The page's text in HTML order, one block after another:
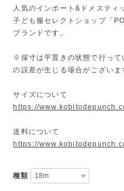
人気のインポート&ドメスティ
子ども服セレクトショップ「
ブランドです。
※採寸は平置きの状態で行って
の誤差が生じる場合がございま
サイズについて
https://
送料について
https://
種類